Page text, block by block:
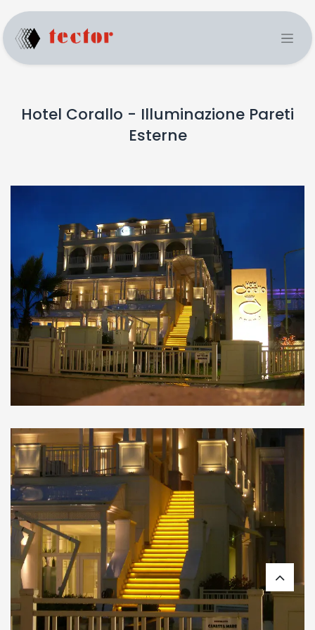
Hotel Corallo - Illuminazione Pareti
Esterne